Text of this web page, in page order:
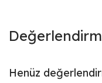
Henüz